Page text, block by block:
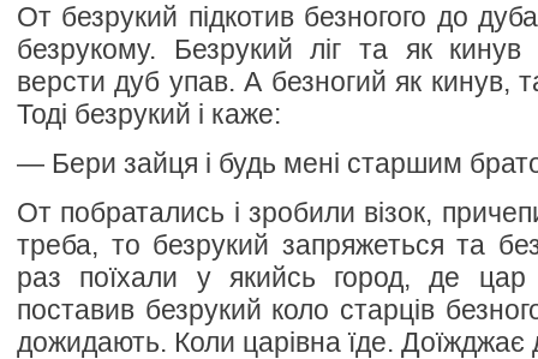
От безрукий підкотив безногого до
безрукому. Безрукий ліг та як
версти дуб упав. А безногий як кинув,
Тоді безрукий і каже:
— Бери зайця і будь мені старшим
От побратались і зробили візок,
треба, то безрукий запряжеться та
раз поїхали у якийсь город, де
поставив безрукий коло старців
дожидають. Коли царівна їде. Доїжджає